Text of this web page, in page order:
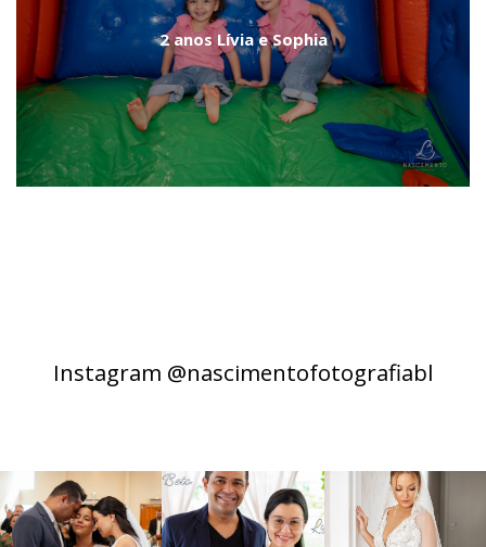
2 anos Lívia e Sophia
Instagram @nascimentofotografiabl